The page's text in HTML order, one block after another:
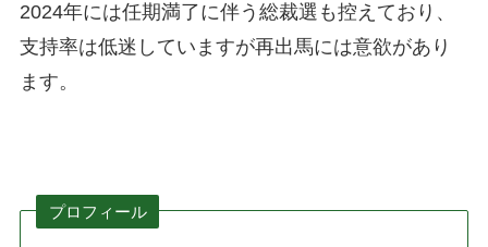
2024年には任期満了に伴う総裁選も控えており、
支持率は低迷していますが再出馬には意欲があり
ます。
プロフィール